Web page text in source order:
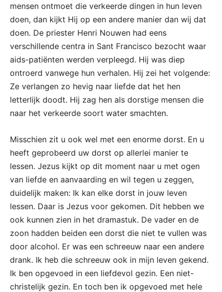
mensen ontmoet die verkeerde dingen in hun leven
doen, dan kijkt Hij op een andere manier dan wij dat
doen. De priester Henri Nouwen had eens
verschillende centra in Sant Francisco bezocht waar
aids-patiënten werden verpleegd. Hij was diep
ontroerd vanwege hun verhalen. Hij zei het volgende:
Ze verlangen zo hevig naar liefde dat het hen
letterlijk doodt. Hij zag hen als dorstige mensen die
naar het verkeerde soort water smachten.
Misschien zit u ook wel met een enorme dorst. En u
heeft geprobeerd uw dorst op allerlei manier te
lessen. Jezus kijkt op dit moment naar u met ogen
van liefde en aanvaarding en wil tegen u zeggen,
duidelijk maken: Ik kan elke dorst in jouw leven
lessen. Daar is Jezus voor gekomen. Dit hebben we
ook kunnen zien in het dramastuk. De vader en de
zoon hadden beiden een dorst die niet te vullen was
door alcohol. Er was een schreeuw naar een andere
drank. Ik heb die schreeuw ook in mijn leven gekend.
Ik ben opgevoed in een liefdevol gezin. Een niet-
christelijk gezin. En toch ben ik opgevoed met hele